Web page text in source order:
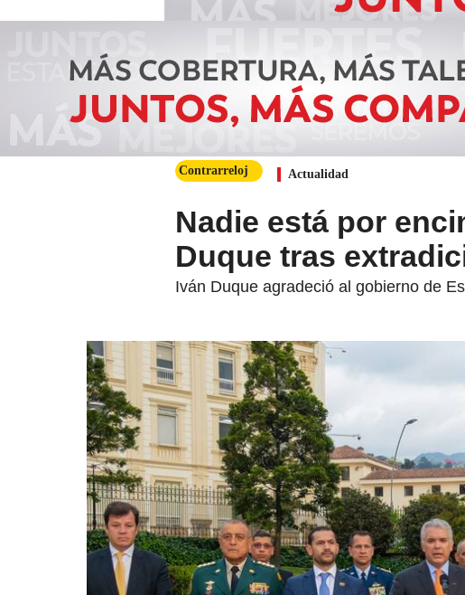
Contrarreloj Actualidad
Nadie está por
Duque tras
Iván Duque agradeció al gobierno de